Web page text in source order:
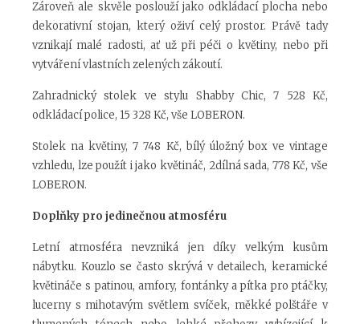
Zároveň ale skvěle poslouží jako odkládací plocha nebo
dekorativní stojan, který oživí celý prostor. Právě tady
vznikají malé radosti, ať už při péči o květiny, nebo při
vytváření vlastních zelených zákoutí.
Zahradnický stolek ve stylu Shabby Chic, 7 528 Kč,
odkládací police, 15 328 Kč, vše LOBERON.
Stolek na květiny, 7 748 Kč, bílý úložný box ve vintage
vzhledu, lze použít i jako květináč, 2dílná sada, 778 Kč, vše
LOBERON.
Doplňky pro jedinečnou atmosféru
Letní atmosféra nevzniká jen díky velkým kusům
nábytku. Kouzlo se často skrývá v detailech, keramické
květináče s patinou, amfory, fontánky a pítka pro ptáčky,
lucerny s mihotavým světlem svíček, měkké polštáře v